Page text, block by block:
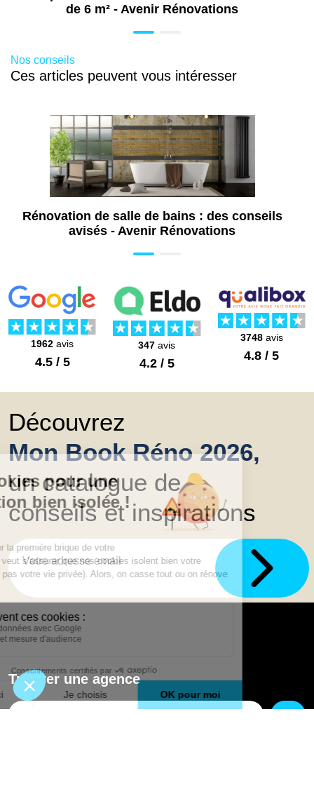
de 6 m² - Avenir Rénovations
Nos conseils
Ces articles peuvent vous intéresser
Rénovation de salle de bains : des conseils
avisés - Avenir Rénovations
1962 avis
4.5 / 5
347 avis
4.2 / 5
3748avis
4.8 / 5
Découvrez
Mon Book Réno 2026,
un catalogue de
conseils et inspirations
Trouver une agence